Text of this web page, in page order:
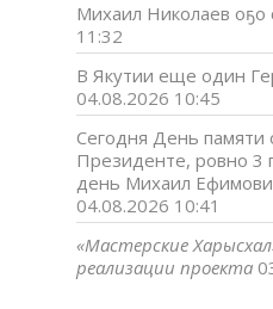
Михаил Николаев оҕо
11:32
В Якутии еще один
04.08.2026 10:45
Сегодня День памяти
Президенте, ровно 3
день Михаил
04.08.2026 10:41
«Мастерские
реализации проекта